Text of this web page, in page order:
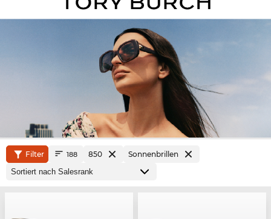
Filter 188 850 Sonnenbrillen